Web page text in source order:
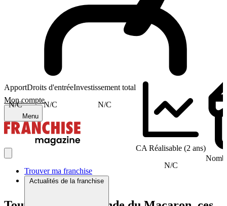
Mon compte
Menu
Trouver ma franchise
Actualités de la franchise
Apport
N/C
Droits d'entrée
N/C
Investissement total
N/C
CA Réalisable (2 ans)
N/C